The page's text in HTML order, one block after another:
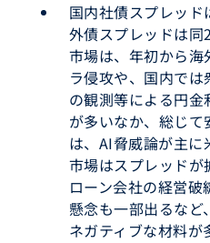
国内社債スプレッ
外債スプレッドは
市場は、年初から
ラ侵攻や、国内で
の観測等による円
が多いなか、総じ
は、AI脅威論が主
市場はスプレッドが
ローン会社の経営
懸念も一部出るな
ネガティブな材料